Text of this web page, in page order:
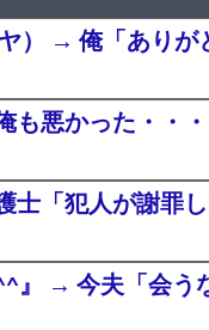
） → 俺「ありが
も悪かった・・
「犯人が謝罪
』 → 今夫「会う